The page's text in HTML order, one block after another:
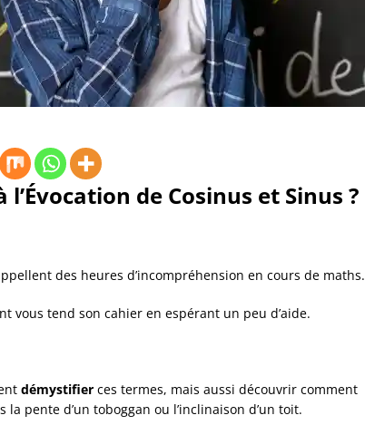
l’Évocation de Cosinus et Sinus ?
des heures d’incompréhension en cours de maths.
vous tend son cahier en espérant un peu d’aide.
démystifier ces termes, mais aussi découvrir comment
pente d’un toboggan ou l’inclinaison d’un toit.